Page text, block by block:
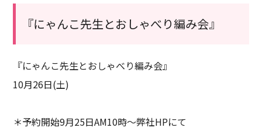
『にゃんこ先生とおしゃべり編み会』
『にゃんこ先生とおしゃべり編み会』
10月26日(土)
＊予約開始9月25日AM10時〜弊社HPにて